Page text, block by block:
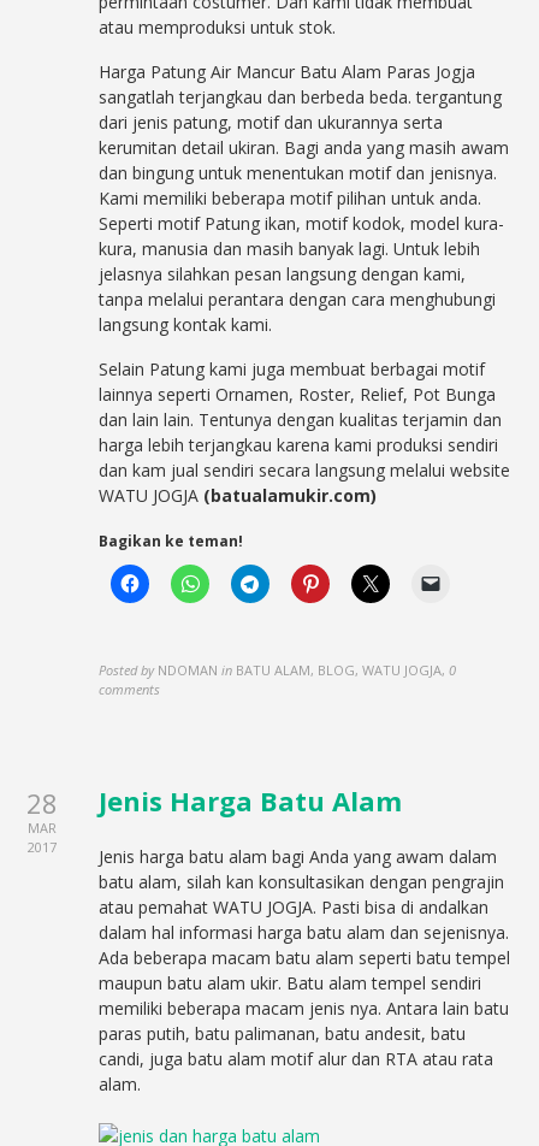
atau memproduksi untuk stok.
Harga Patung Air Mancur Batu Alam Paras Jogja
sangatlah terjangkau dan berbeda beda. tergantung
dari jenis patung, motif dan ukurannya serta
kerumitan detail ukiran. Bagi anda yang masih awam
dan bingung untuk menentukan motif dan jenisnya.
Kami memiliki beberapa motif pilihan untuk anda.
Seperti motif Patung ikan, motif kodok, model kura-
kura, manusia dan masih banyak lagi. Untuk lebih
jelasnya silahkan pesan langsung dengan kami,
tanpa melalui perantara dengan cara menghubungi
langsung kontak kami.
Selain Patung kami juga membuat berbagai motif
lainnya seperti Ornamen, Roster, Relief, Pot Bunga
dan lain lain. Tentunya dengan kualitas terjamin dan
harga lebih terjangkau karena kami produksi sendiri
dan kam jual sendiri secara langsung melalui website
WATU JOGJA (batualamukir.com)
Bagikan ke teman!
Posted by NDOMAN in BATU ALAM, BLOG, WATU JOGJA,0
comments
28
MAR
2017
Jenis Harga Batu Alam
Jenis harga batu alam bagi Anda yang awam dalam
batu alam, silah kan konsultasikan dengan pengrajin
atau pemahat WATU JOGJA. Pasti bisa di andalkan
dalam hal informasi harga batu alam dan sejenisnya.
Ada beberapa macam batu alam seperti batu tempel
maupun batu alam ukir. Batu alam tempel sendiri
memiliki beberapa macam jenis nya. Antara lain batu
paras putih, batu palimanan, batu andesit, batu
candi, juga batu alam motif alur dan RTA atau rata
alam.